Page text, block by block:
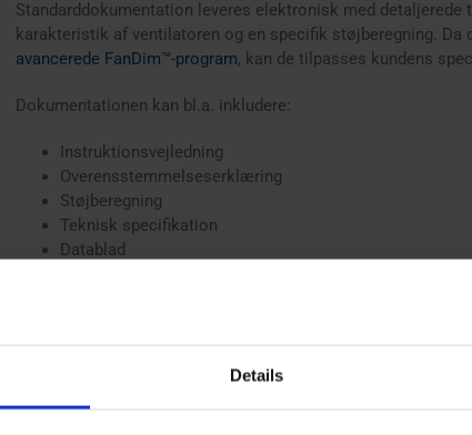
Details
Standarddokumentation leveres elektronisk med detaljerede
karakteristik af ventilatoren og en specifik støjberegning.
avancerede FanDim™-program, kan de tilpasses kundens
Dokumentationen kan bl.a. inkludere:
Instruktionsvejledning
Overensstemmelseserklæring
Støjberegning
Teknisk specifikation
Datablad
for at få mere information om vores procedurer
lyddæmpereeller nogle af vores